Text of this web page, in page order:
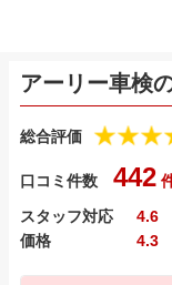
アーリー車検
総合評価
口コミ件数 442
スタッフ対応
4.6
価格
4.3